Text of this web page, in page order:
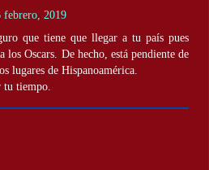
febrero, 2019
que tiene que llegar a tu país pues
los Oscars. De hecho, está pendiente de
lugares de Hispanoamérica.
tu tiempo.